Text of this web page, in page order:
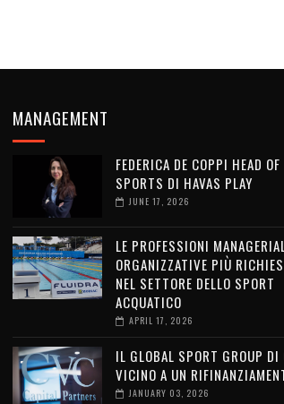
MANAGEMENT
FEDERICA DE COPPI HEAD OF
SPORTS DI HAVAS PLAY
JUNE 17, 2026
LE PROFESSIONI
ORGANIZZATIVE PIÙ
NEL SETTORE DELLO SPORT
ACQUATICO
APRIL 17, 2026
IL GLOBAL SPORT GROUP DI
VICINO A UN
JANUARY 03, 2026